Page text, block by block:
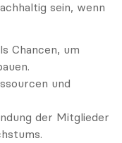
sein, wenn
Chancen, um
und
der Mitglieder